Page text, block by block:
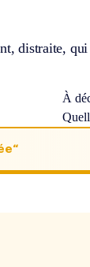
distraite,
À